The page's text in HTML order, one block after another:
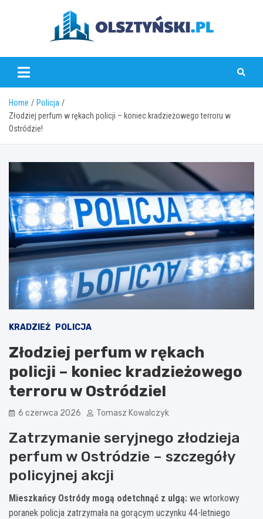
olsztynski.pl
Home
Policja
Złodziej perfum w rękach policji – koniec kradzieżowego terroru w
Ostródzie!
KRADZIEŻ POLICJA
Złodziej perfum w rękach
policji – koniec kradzieżowego
terroru w Ostródzie!
6 czerwca 2026 Tomasz Kowalczyk
Zatrzymanie seryjnego złodzieja
perfum w Ostródzie – szczegóły
policyjnej akcji
Mieszkańcy Ostródy mogą odetchnąć z ulgą: we wtorkowy
poranek policja zatrzymała na gorącym uczynku 44-letniego